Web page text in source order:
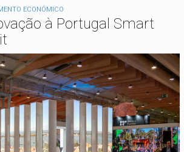
ECONÓMICO
à Portugal Smart